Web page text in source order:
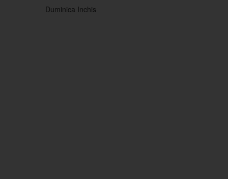
Duminica Inchis